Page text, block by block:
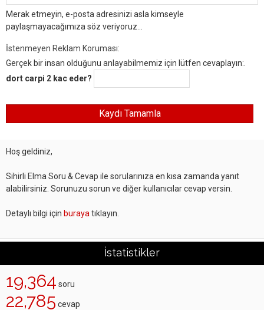
Merak etmeyin, e-posta adresinizi asla kimseyle
paylaşmayacağımıza söz veriyoruz...
İstenmeyen Reklam Koruması:
Gerçek bir insan olduğunu anlayabilmemiz için lütfen cevaplayın:.
dort carpi 2 kac eder?
Hoş geldiniz,
Sihirli Elma Soru & Cevap ile sorularınıza en kısa zamanda yanıt
alabilirsiniz. Sorunuzu sorun ve diğer kullanıcılar cevap versin.
Detaylı bilgi için buraya tıklayın.
İstatistikler
19,364 soru
22,785 cevap